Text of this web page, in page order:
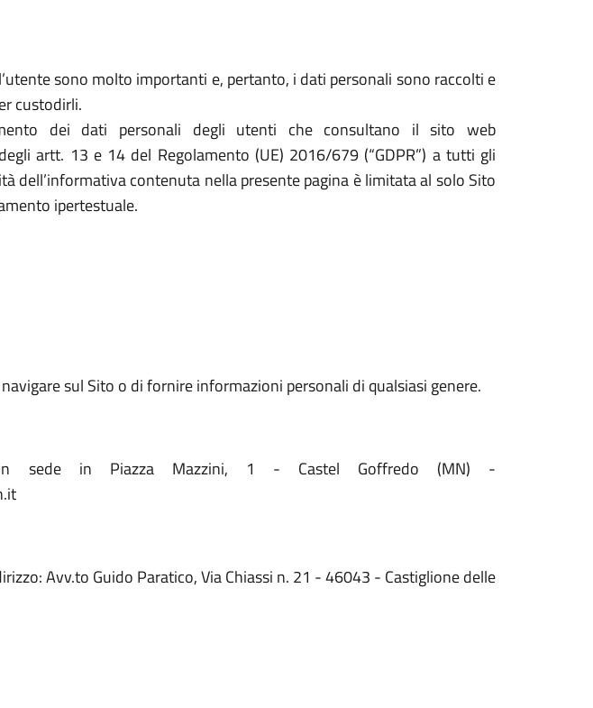
sono molto importanti e, pertanto, i dati personali sono raccolti e
custodirli.
dei dati personali degli utenti che consultano il sito web
artt. 13 e 14 del Regolamento (UE) 2016/679 (“GDPR”) a tutti gli
dell’informativa contenuta nella presente pagina è limitata al solo Sito
ipertestuale.
sul Sito o di fornire informazioni personali di qualsiasi genere.
sede in Piazza Mazzini, 1 - Castel Goffredo (MN) -
Avv.to Guido Paratico, Via Chiassi n. 21 - 46043 - Castiglione delle